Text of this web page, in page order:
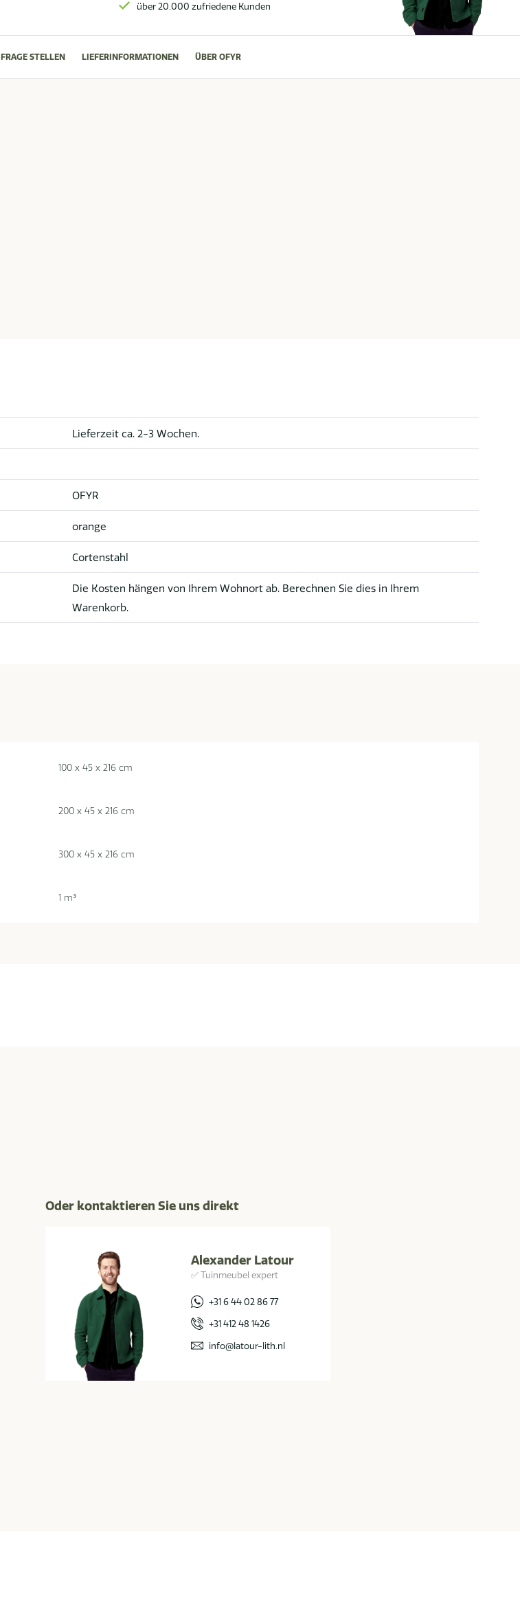
über 20.000 zufriedene Kunden
FRAGE STELLEN LIEFERINFORMATIONEN ÜBER OFYR
Lieferzeit ca. 2-3 Wochen.
OFYR
orange
Cortenstahl
Die Kosten hängen von Ihrem Wohnort ab. Berechnen Sie dies in Ihrem
Warenkorb.
100 x 45 x 216 cm
200 x 45 x 216 cm
300 x 45 x 216 cm
1 m³
Oder kontaktieren Sie uns direkt
Alexander Latour
✅ Tuinmeubel expert
+31 6 44 02 86 77
+31 412 48 1426
info@latour-lith.nl